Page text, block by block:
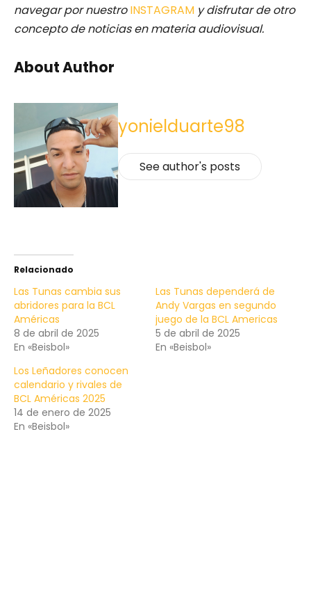
navegar por nuestro INSTAGRAM y disfrutar de otro
concepto de noticias en materia audiovisual.
About Author
yonielduarte98
See author's posts
Relacionado
Las Tunas cambia sus
abridores para la BCL
Américas
8 de abril de 2025
En «Beisbol»
Las Tunas dependerá de
Andy Vargas en segundo
juego de la BCL Americas
5 de abril de 2025
En «Beisbol»
Los Leñadores conocen
calendario y rivales de
BCL Américas 2025
14 de enero de 2025
En «Beisbol»